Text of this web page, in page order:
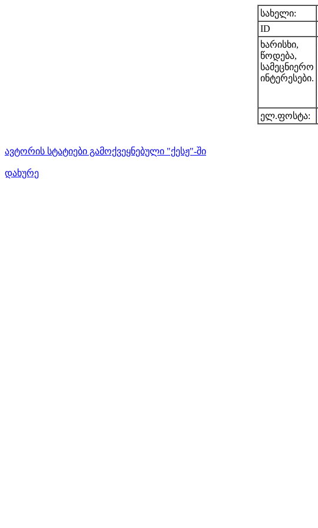
სახელი:
ID
ხარისხი,
წოდება,
სამეცნიერო
ინტერესები.
ელ.ფოსტა:
ავტორის სტატიები გამოქვეყნებული "ქესჟ"-ში
დახურე